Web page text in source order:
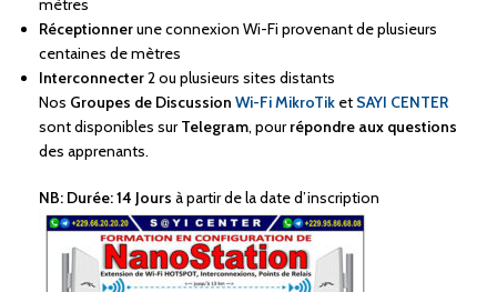
mètres
Réceptionnerune connexion Wi-Fi provenant de plusieurs
centaines de mètres
Interconnecter2 ou plusieurs sites distants
Nos Groupes de Discussion Wi-Fi MikroTik et SAYI CENTER
sont disponibles surTelegram, pourrépondre aux questions
des apprenants.
NB: Durée: 14 Jours à partir de la date d’inscription